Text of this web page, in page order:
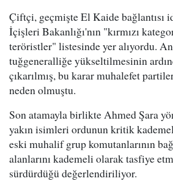
Çiftçi, geçmişte El Kaide bağlantısı
İçişleri Bakanlığı'nın "kırmızı
teröristler" listesinde yer alıyordu.
tuğgeneralliğe yükseltilmesinin
çıkarılmış, bu karar muhalefet
neden olmuştu.
Son atamayla birlikte Ahmed Şara
yakın isimleri ordunun kritik
eski muhalif grup komutanlarının
alanlarını kademeli olarak tasfiye
sürdürdüğü değerlendiriliyor.